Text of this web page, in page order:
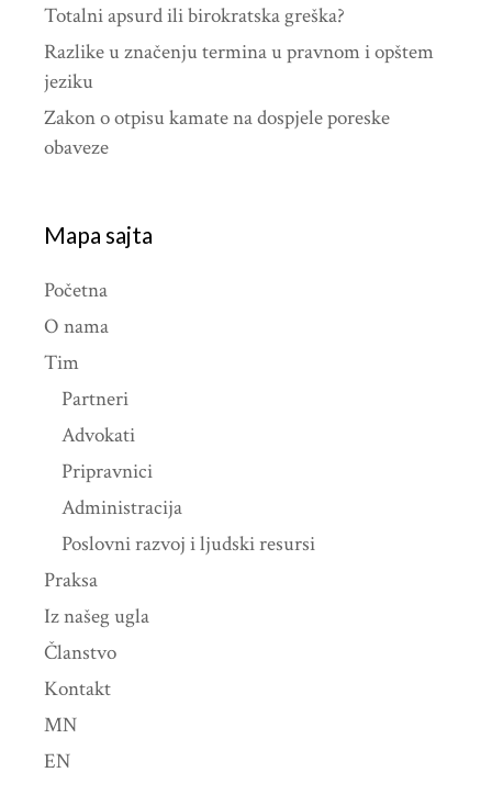
Totalni apsurd ili birokratska greška?
Razlike u značenju termina u pravnom i opštem
jeziku
Zakon o otpisu kamate na dospjele poreske
obaveze
Mapa sajta
Početna
O nama
Tim
Partneri
Advokati
Pripravnici
Administracija
Poslovni razvoj i ljudski resursi
Praksa
Iz našeg ugla
Članstvo
Kontakt
MN
EN